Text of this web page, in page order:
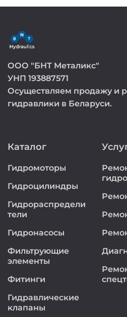
ООО "БНТ Металикс"
УНП 193887571
Осуществляем продажу и
гидравлики в Беларуси.
Каталог
Гидромоторы
Гидроцилиндры
Гидрораспредели
тели
Гидронасосы
Фильтрующие
элементы
Фитинги
Гидравлические
клапаны